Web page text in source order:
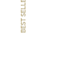
BEST SELLER